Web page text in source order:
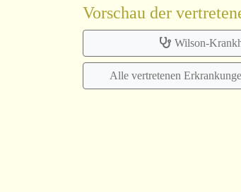
Vorschau der
Wilson-
Alle vertretenen